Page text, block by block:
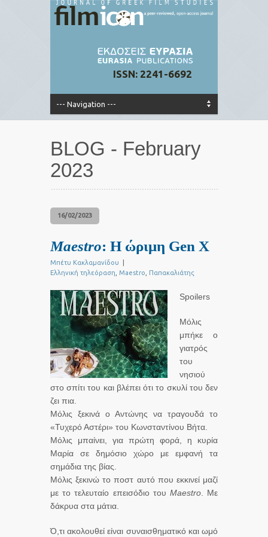
ISSN: 2241-6692
BLOG - February
2023
16/02/2023
Maestro: Η ώριμη Gen X
Μπέτυ Κακλαμανίδου
Ελληνική τηλεόραση
Maestro Παπακαλιάτης
Spoilers
Μόλις
μπήκε ο
γιατρός
του
νησιού
στο σπίτι του και βλέπει ότι το σκυλί του δεν
ζει πια.
Μόλις ξεκινά ο Αντώνης να τραγουδά το
«Τυχερό Αστέρι» του Κωνσταντίνου Βήτα.
Μόλις μπαίνει, για πρώτη φορά, η κυρία
Μαρία σε δημόσιο χώρο με εμφανή τα
σημάδια της βίας.
Μόλις ξεκινώ το ποστ αυτό που εκκινεί μαζί
με το τελευταίο επεισόδιο του Maestro. Με
δάκρυα στα μάτια.
Ό,τι ακολουθεί είναι συναισθηματικό και ωμό